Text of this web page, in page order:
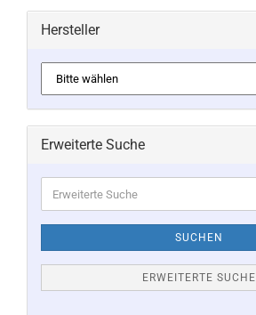
Hersteller
Erweiterte Suche
Suche
SUCHEN
ERWEITERTE SUCHE